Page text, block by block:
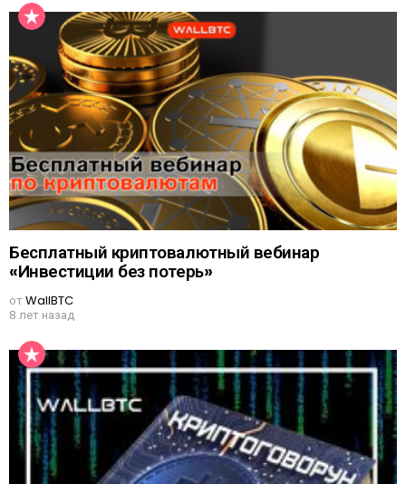
Бесплатный криптовалютный вебинар
«Инвестиции без потерь»
отWallBTC
8 лет назад